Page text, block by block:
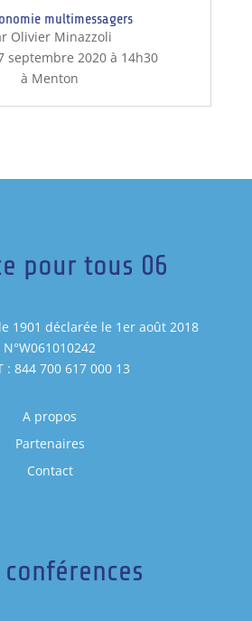
multimessagers
Olivier Minazzoli
septembre 2020 à 14h30
à Menton
pour tous 06
1901 déclarée le 1er août 2018
N°W061010242
: 844 700 617 000 13
A propos
Partenaires
Contact
conférences